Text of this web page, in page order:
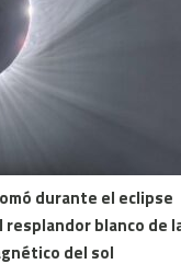
durante el eclipse
resplandor blanco de
del sol